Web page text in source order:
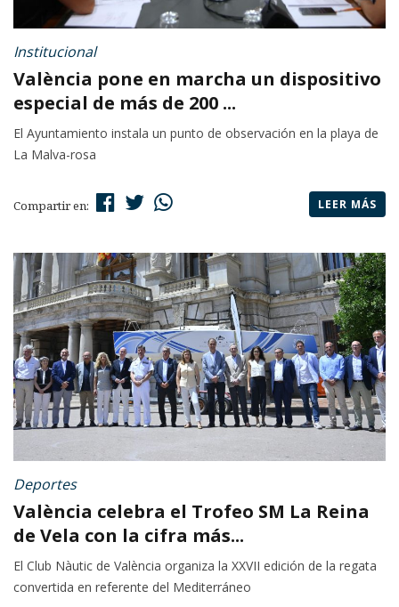
Institucional
València pone en marcha un dispositivo
especial de más de 200 ...
El Ayuntamiento instala un punto de observación en la playa de
La Malva-rosa
Compartir en: LEER MÁS
Deportes
València celebra el Trofeo SM La Reina
de Vela con la cifra más...
El Club Nàutic de València organiza la XXVII edición de la regata
convertida en referente del Mediterráneo